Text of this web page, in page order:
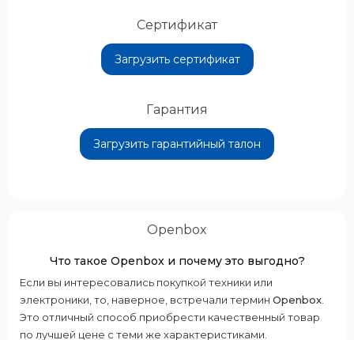
Сертификат
Загрузить сертификат
Гарантия
Загрузить гарантийный талон
Openbox
Что такое Openbox и почему это выгодно?
Если вы интересовались покупкой техники или
электроники, то, наверное, встречали термин Openbox.
Это отличный способ приобрести качественный товар
по лучшей цене с теми же характеристиками.